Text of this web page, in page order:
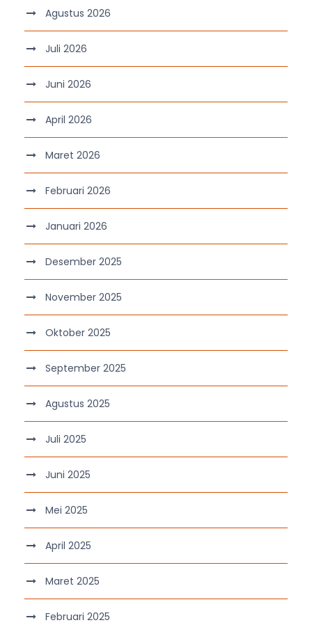
Agustus 2026
Juli 2026
Juni 2026
April 2026
Maret 2026
Februari 2026
Januari 2026
Desember 2025
November 2025
Oktober 2025
September 2025
Agustus 2025
Juli 2025
Juni 2025
Mei 2025
April 2025
Maret 2025
Februari 2025